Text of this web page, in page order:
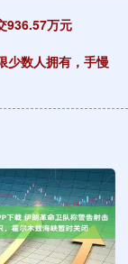
936.57万元
少数人拥有，手慢